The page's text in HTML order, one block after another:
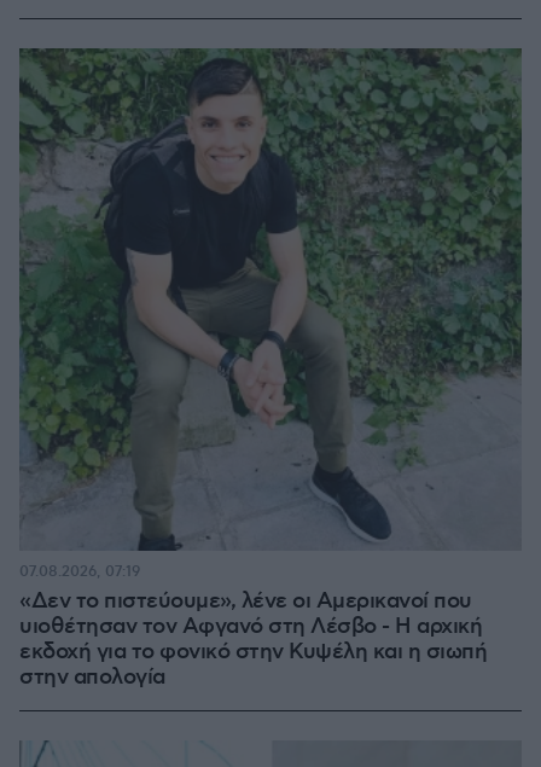
«Δεν το πιστεύουμε», λένε οι Αμερικανοί που
υιοθέτησαν τον Αφγανό στη Λέσβο - Η αρχική
εκδοχή για το φονικό στην Κυψέλη και η σιωπή
στην απολογία
07.08.2026, 07:19